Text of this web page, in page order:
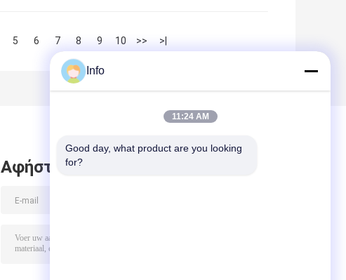
5 6 7 8 9 10 >> >|
Αφήστε μήνυμα
Info
11:24 AM
Good day, what product are you looking
for?